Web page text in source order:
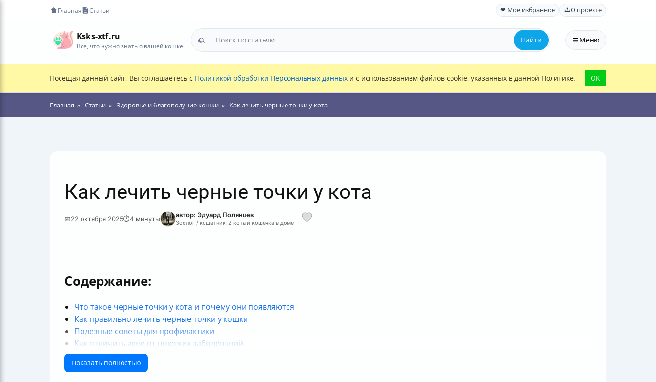
Главная Статьи ❤ Моё избранное О проекте
Ksks-xtf.ru
Все, что нужно знать о вашей кошке
Найти Меню
Посещая данный сайт, Вы соглашаетесь с Политикой обработки Персональных данных и с использованием файлов cookie, указанных в данной Политике. OK
Главная Статьи Здоровье и благополучие кошки Как лечить черные точки у кота
Как лечить черные точки у кота
📅22 октября 2025⏱4 минуты автор: Эдуард Полянцев
Зоолог / кошатник: 2 кота и кошечка в доме
Содержание:
Что такое черные точки у кота и почему они появляются
Как правильно лечить черные точки у кошки
Полезные советы для профилактики
Как отличить акне от похожих заболеваний
Немного о черных точках на подбородке — что говорит ветеринар
Итог
Показать полностью